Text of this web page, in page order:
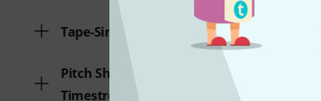
Tape-Simulation
Pitch Shifter / Harmonizer /
Timestretching